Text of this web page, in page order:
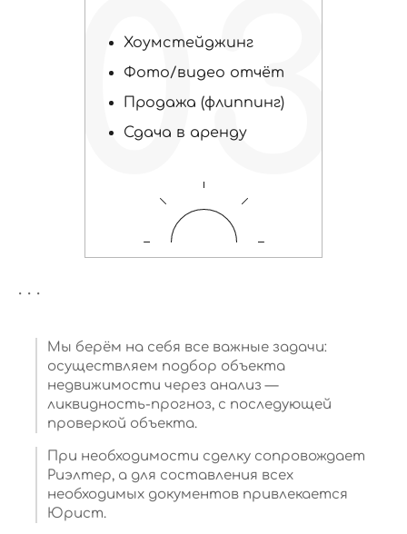
Хоумстейджинг
Фото/видео отчёт
Продажа (флиппинг)
Сдача в аренду
03
. . .
Мы берём на себя все важные задачи:
осуществляем подбор объекта
недвижимости через анализ —
ликвидность-прогноз, с последующей
проверкой объекта.
При необходимости сделку сопровождает
Риэлтер, а для составления всех
необходимых документов привлекается
Юрист.